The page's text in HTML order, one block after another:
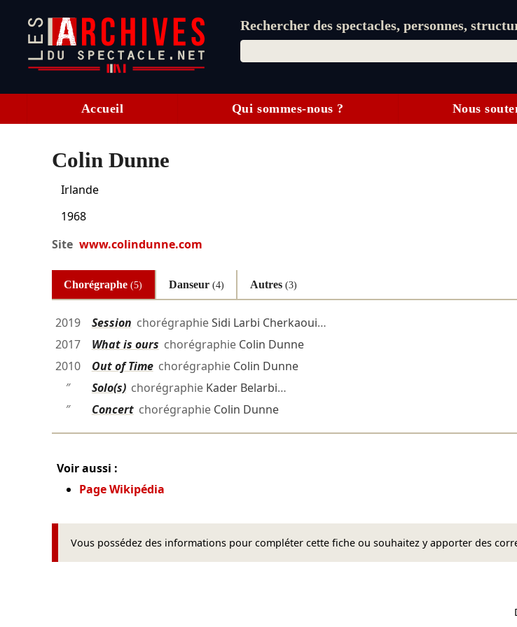
Rechercher des spectacles, personnes,
Accueil Qui sommes-nous ? Nous
Colin Dunne
Irlande
1968
Site www.colindunne.com
Chorégraphe(5) Danseur (4) Autres(3)
2019 Session chorégraphieSidi Larbi Cherkaoui…
2017
What is ours chorégraphie Colin Dunne
2010
Out of Timechorégraphie Colin Dunne
″
Solo(s)chorégraphie Kader Belarbi…
″
Concertchorégraphie Colin Dunne
Voir aussi :
Page Wikipédia
Vous possédez des informations pour compléter cette fiche ou souhaitez y apporter des